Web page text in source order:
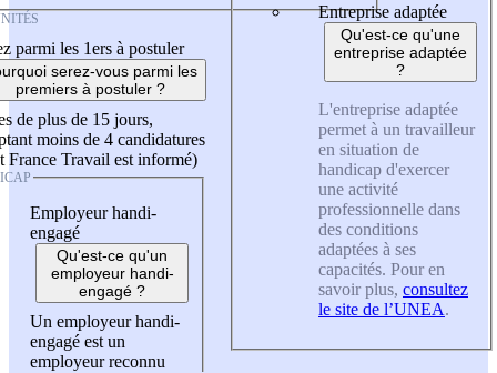
parmi les 1ers à postuler
serez-vous parmi les
premiers à postuler ?
de plus de 15 jours,
moins de 4 candidatures
France Travail est informé)
Employeur handi-
engagé
Qu'est-ce qu'un
employeur handi-
engagé ?
Un employeur handi-
engagé est un
employeur reconnu
Entreprise adaptée
Qu'est-ce qu'une
entreprise adaptée
?
L'entreprise adaptée
permet à un travailleur
en situation de
handicap d'exercer
une activité
professionnelle dans
des conditions
adaptées à ses
capacités. Pour en
savoir plus, consultez
le site de l’UNEA.